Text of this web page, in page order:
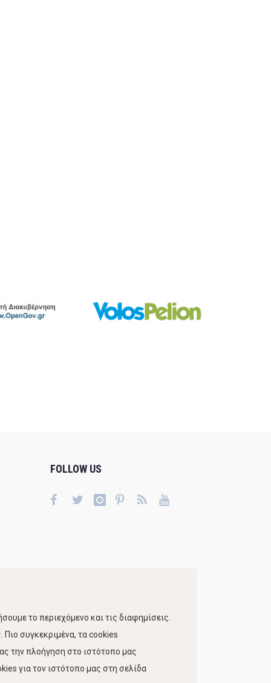
FOLLOW US
το περιεχόμενο και τις διαφημίσεις.
συγκεκριμένα, τα cookies
την πλοήγηση στο ιστότοπο μας
για τον ιστότοπο μας στη σελίδα